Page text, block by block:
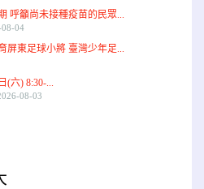
呼籲尚未接種疫苗的民眾...
04
屏東足球小將 臺灣少年足...
(六) 8:30-...
08-03